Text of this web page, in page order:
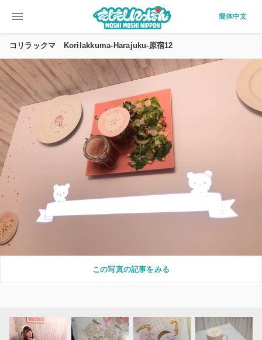
menu 簡体中文
コリラックマ Korilakkuma-Harajuku-原宿12
この写真の記事をみる